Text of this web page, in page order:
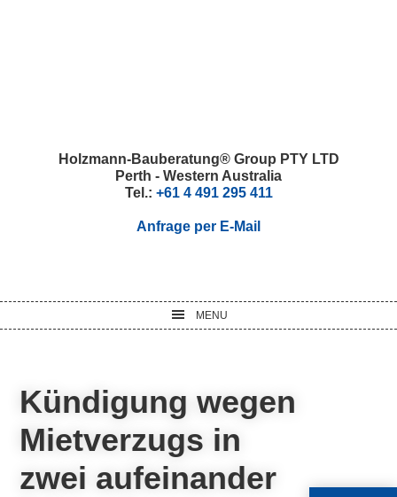
Holzmann-Bauberatung® Group PTY LTD
Perth - Western Australia
Tel.: +61 4 491 295 411
Anfrage per E-Mail
MENU
Kündigung wegen
Mietverzugs in
zwei aufeinander